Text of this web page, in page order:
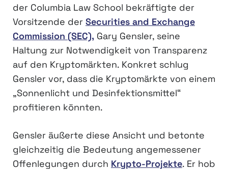
der Columbia Law School bekräftigte der
Vorsitzende der Securities and Exchange
Commission (SEC), Gary Gensler, seine
Haltung zur Notwendigkeit von Transparenz
auf den Kryptomärkten. Konkret schlug
Gensler vor, dass die Kryptomärkte von einem
„Sonnenlicht und Desinfektionsmittel“
profitieren könnten.
Gensler äußerte diese Ansicht und betonte
gleichzeitig die Bedeutung angemessener
Offenlegungen durch Krypto-Projekte. Er hob